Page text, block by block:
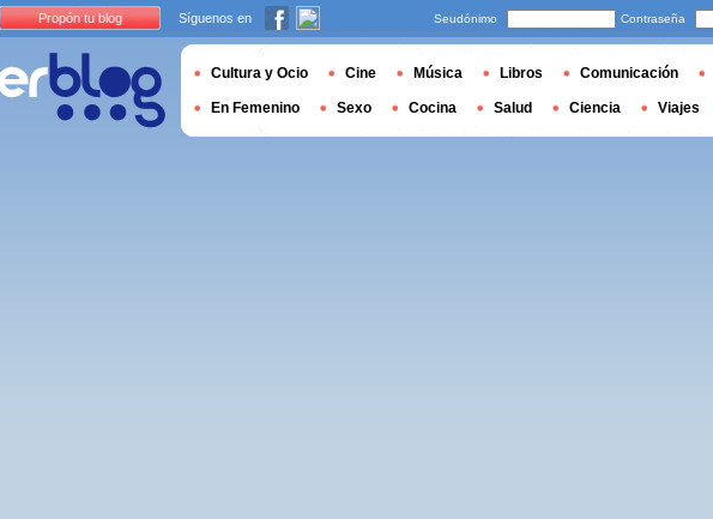
Propón tu blog Síguenos en Seudónimo Contraseña
Cultura y Ocio Cine Música Libros Comunicación
En Femenino Sexo Cocina Salud Ciencia Viajes